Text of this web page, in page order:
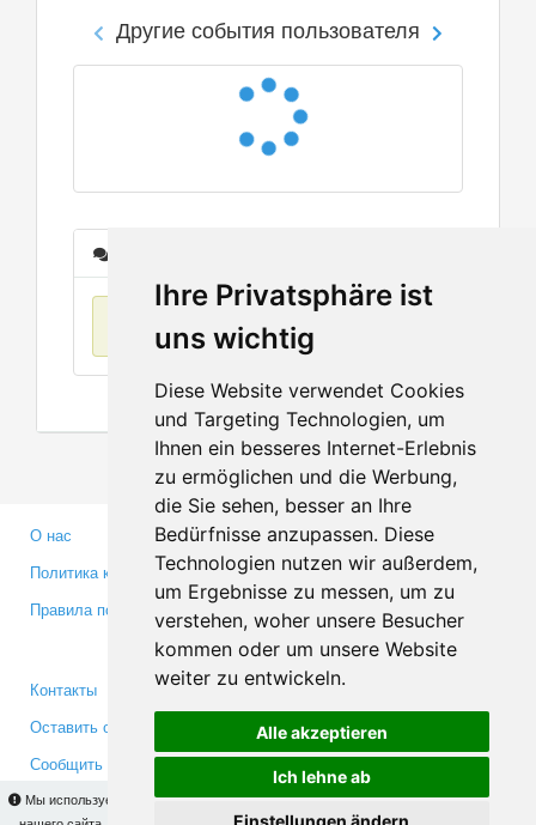
Ihre Privatsphäre ist
uns wichtig
Diese Website verwendet Cookies
und Targeting Technologien, um
Ihnen ein besseres Internet-Erlebnis
zu ermöglichen und die Werbung,
die Sie sehen, besser an Ihre
Bedürfnisse anzupassen. Diese
Technologien nutzen wir außerdem,
um Ergebnisse zu messen, um zu
verstehen, woher unsere Besucher
kommen oder um unsere Website
weiter zu entwickeln.
Alle akzeptieren
Ich lehne ab
Мы используем cookies для того, чтобы Вы могли использовать весь функционал
Другие события пользователя
О нас
Политика конфиденциальности
Правила пользования
Партнерам
Инвесторам
Медиа
Контакты
Оставить отзыв
Сообщить об ошибке
Facebook
Twitter
YouTube
Google+